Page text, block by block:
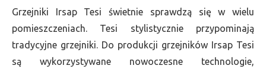
Grzejniki Irsap Tesi świetnie sprawdzą się w wielu
pomieszczeniach. Tesi stylistycznie przypominają
tradycyjne grzejniki. Do produkcji grzejników Irsap Tesi
są wykorzystywane nowoczesne technologie,